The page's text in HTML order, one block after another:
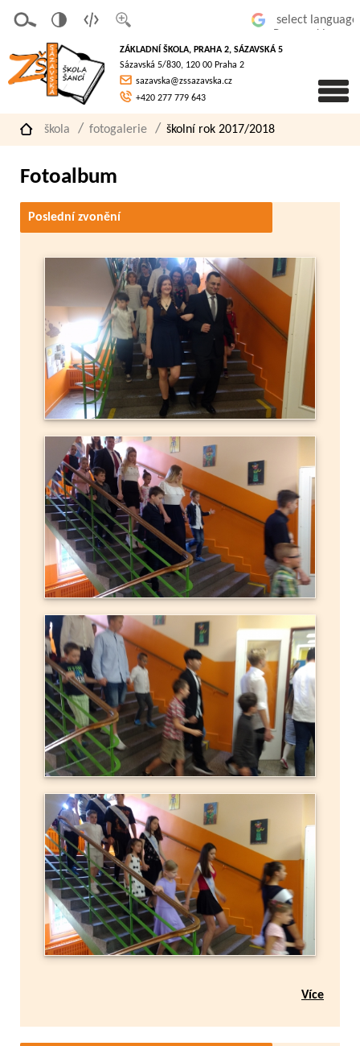
písmo
á
verze
pro
slaboz
raké
ZÁKLADNÍ ŠKOLA, PRAHA 2, SÁZAVSKÁ 5
Sázavská 5/830, 120 00 Praha 2
sazavska@zssazavska.cz
+420 277 779 643
škola fotogalerie školní rok 2017/2018
Fotoalbum
Poslední zvonění
Více